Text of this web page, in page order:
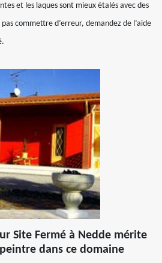
et les laques sont mieux étalés avec des
commettre d’erreur, demandez de l’aide
Site Fermé à Nedde mérite
dans ce domaine